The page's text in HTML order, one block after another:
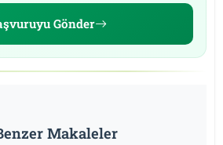
Gönder
Makaleler